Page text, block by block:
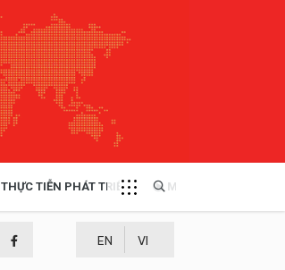
THỰC TIỄN PHÁT TRIỂN MULTIMEDIA
EN VI